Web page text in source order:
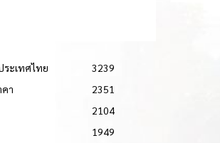
ะเทศไทย
3239
า
2351
2104
1949